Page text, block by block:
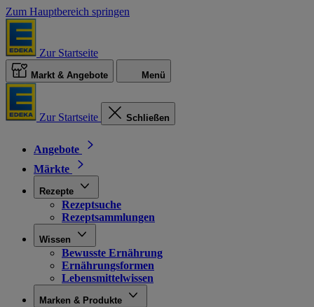
Zum Hauptbereich springen
Zur Startseite
Markt & Angebote Menü
Zur Startseite Schließen
Angebote
Märkte
Rezepte
Rezeptsuche
Rezeptsammlungen
Wissen
Bewusste Ernährung
Ernährungsformen
Lebensmittelwissen
Marken & Produkte